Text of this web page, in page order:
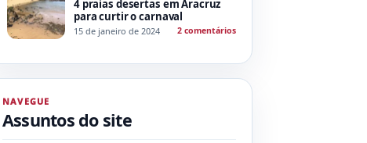
4 praias desertas em Aracruz
para curtir o carnaval
15 de janeiro de 2024 2 comentários
NAVEGUE
Assuntos do site